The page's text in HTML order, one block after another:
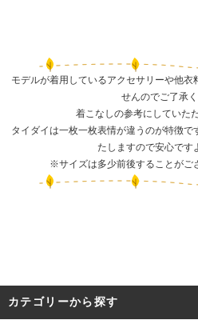
モデルが着用しているアクセサリーや他衣
せんのでご了承く
着こなしの参考にしていた
タイダイは一枚一枚表情が違うのが特徴
たしますので安心で
※サイズは多少前後することがご
カテゴリーから探す